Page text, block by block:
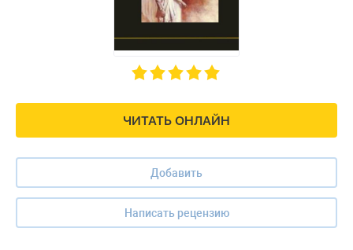
ЧИТАТЬ ОНЛАЙН
Добавить
Написать рецензию